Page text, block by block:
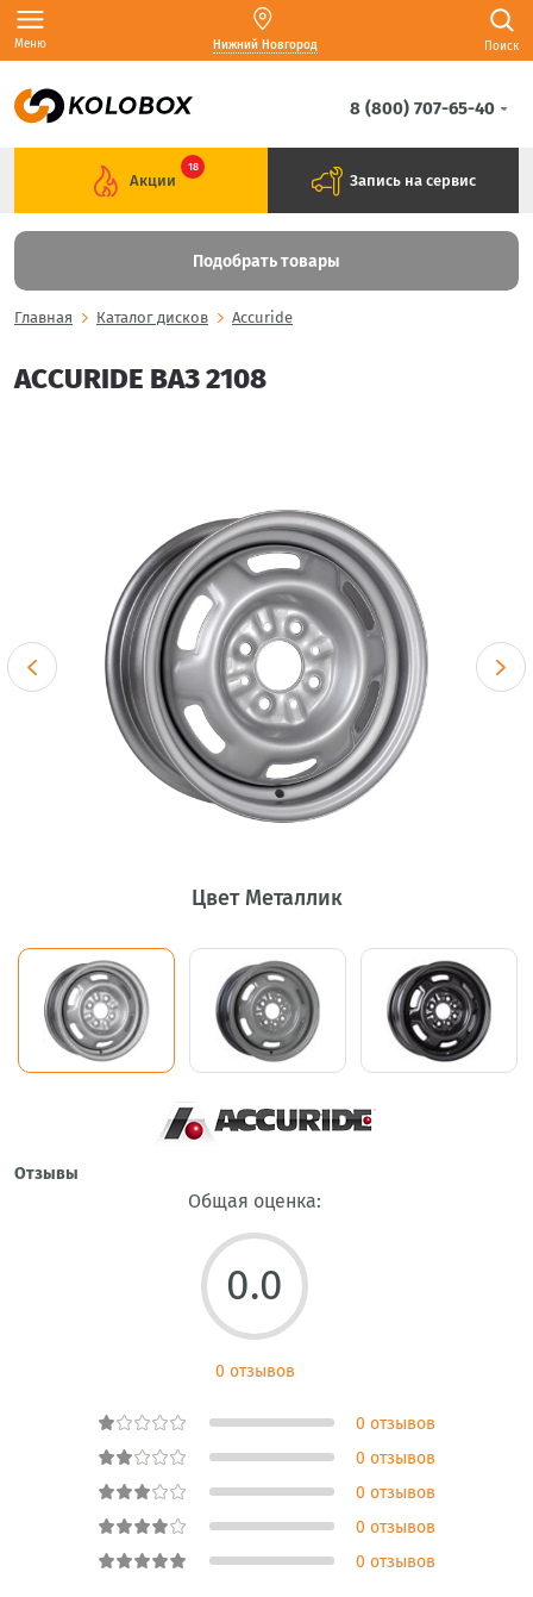
Меню Нижний Новгород Поиск
8 (800) 707-65-40
Акции
18
Запись на сервис
Подобрать товары
Главная Каталог дисков Accuride
ACCURIDE ВАЗ 2108
Цвет Металлик
Отзывы
Общая оценка:
0.0
0 отзывов
0 отзывов
0 отзывов
0 отзывов
0 отзывов
0 отзывов